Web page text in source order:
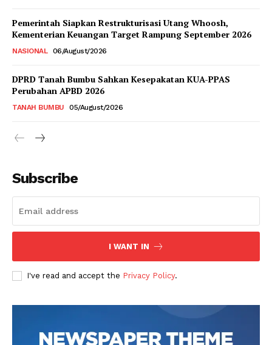
Pemerintah Siapkan Restrukturisasi Utang Whoosh,
Kementerian Keuangan Target Rampung September 2026
NASIONAL 06/August/2026
DPRD Tanah Bumbu Sahkan Kesepakatan KUA-PPAS
Perubahan APBD 2026
TANAH BUMBU 05/August/2026
Subscribe
I WANT IN
I've read and accept the Privacy Policy.